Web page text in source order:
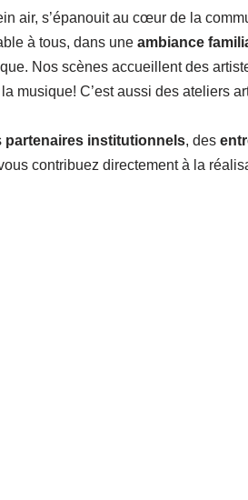
air, s’épanouit au cœur de la
à tous, dans une ambiance
Nos scènes accueillent des
la musique! C’est aussi des
partenaires institutionnels, des
contribuez directement à la